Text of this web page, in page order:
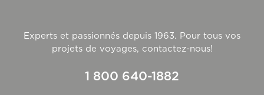
Experts et passionnés depuis 1963. Pour tous vos
projets de voyages, contactez-nous!
1 800 640-1882